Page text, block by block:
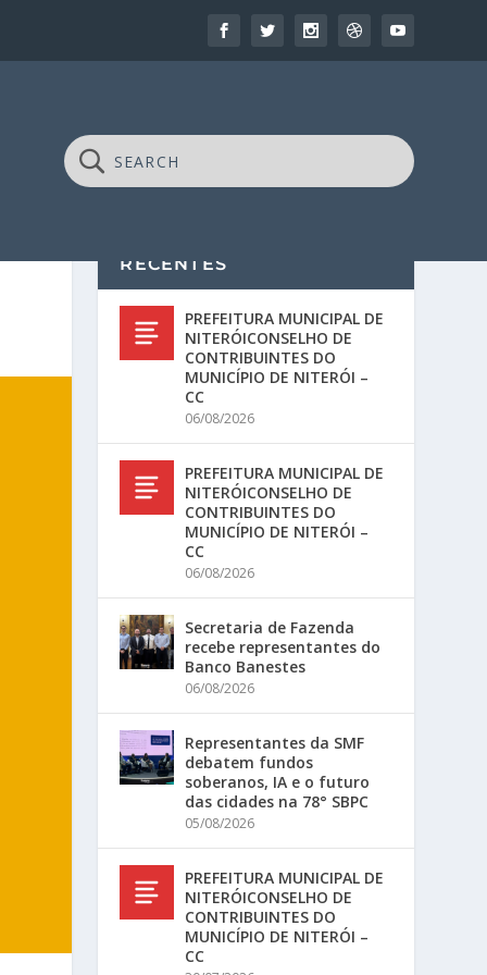
RECENTES
PREFEITURA MUNICIPAL DE
NITERÓICONSELHO DE
CONTRIBUINTES DO
MUNICÍPIO DE NITERÓI –
CC
06/08/2026
PREFEITURA MUNICIPAL DE
NITERÓICONSELHO DE
CONTRIBUINTES DO
MUNICÍPIO DE NITERÓI –
CC
06/08/2026
Secretaria de Fazenda
recebe representantes do
Banco Banestes
06/08/2026
Representantes da SMF
debatem fundos
soberanos, IA e o futuro
das cidades na 78° SBPC
05/08/2026
PREFEITURA MUNICIPAL DE
NITERÓICONSELHO DE
CONTRIBUINTES DO
MUNICÍPIO DE NITERÓI –
CC